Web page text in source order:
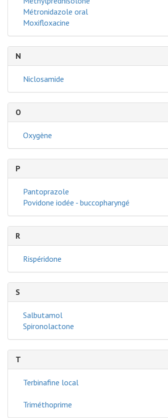
Métronidazole oral
Moxifloxacine
N
Niclosamide
O
Oxygène
P
Pantoprazole
Povidone iodée - buccopharyngé
R
Rispéridone
S
Salbutamol
Spironolactone
T
Terbinafine local
Triméthoprime